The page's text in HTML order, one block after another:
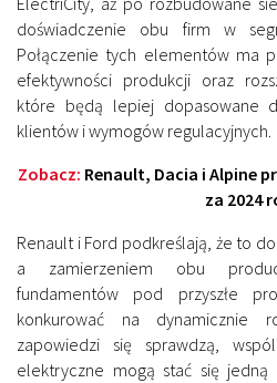
doświadczenie obu firm w
Połączenie tych elementów ma
efektywności produkcji oraz
które będą lepiej dopasowane
klientów i wymogów regulacyjnych.
Zobacz: Renault, Dacia i Alpine
za 2024
Renault i Ford podkreślają, że to
a zamierzeniem obu
fundamentów pod przyszłe
konkurować na dynamicznie
zapowiedzi się sprawdzą,
elektryczne mogą stać się jedną